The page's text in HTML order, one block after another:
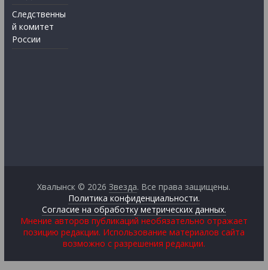
Следственны
й комитет
России
Хвалынск © 2026Звезда. Все права защищены.
Политика конфиденциальности.
Согласие на обработку метрических данных.
Мнение авторов публикаций необязательно отражает
позицию редакции. Использование материалов сайта
возможно с разрешения редакции.